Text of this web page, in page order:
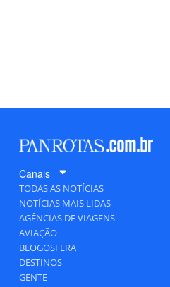
Canais
TODAS AS NOTÍCIAS
NOTÍCIAS MAIS LIDAS
AGÊNCIAS DE VIAGENS
AVIAÇÃO
BLOGOSFERA
DESTINOS
GENTE